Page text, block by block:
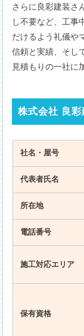
さらに良彩建装さ
し不要など、工事
だけるよう礼儀や
信頼と実績、そし
見積もりの一社に
株式会社 良
社名・屋号
代表者氏名
所在地
電話番号
施工対応エリア
保有資格